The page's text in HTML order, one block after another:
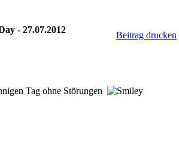
- 27.07.2012
Beitrag drucken
Tag ohne Störungen